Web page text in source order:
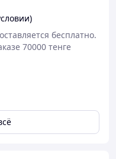
сертификаты,
по применению.
бесплатно.
70000 тенге